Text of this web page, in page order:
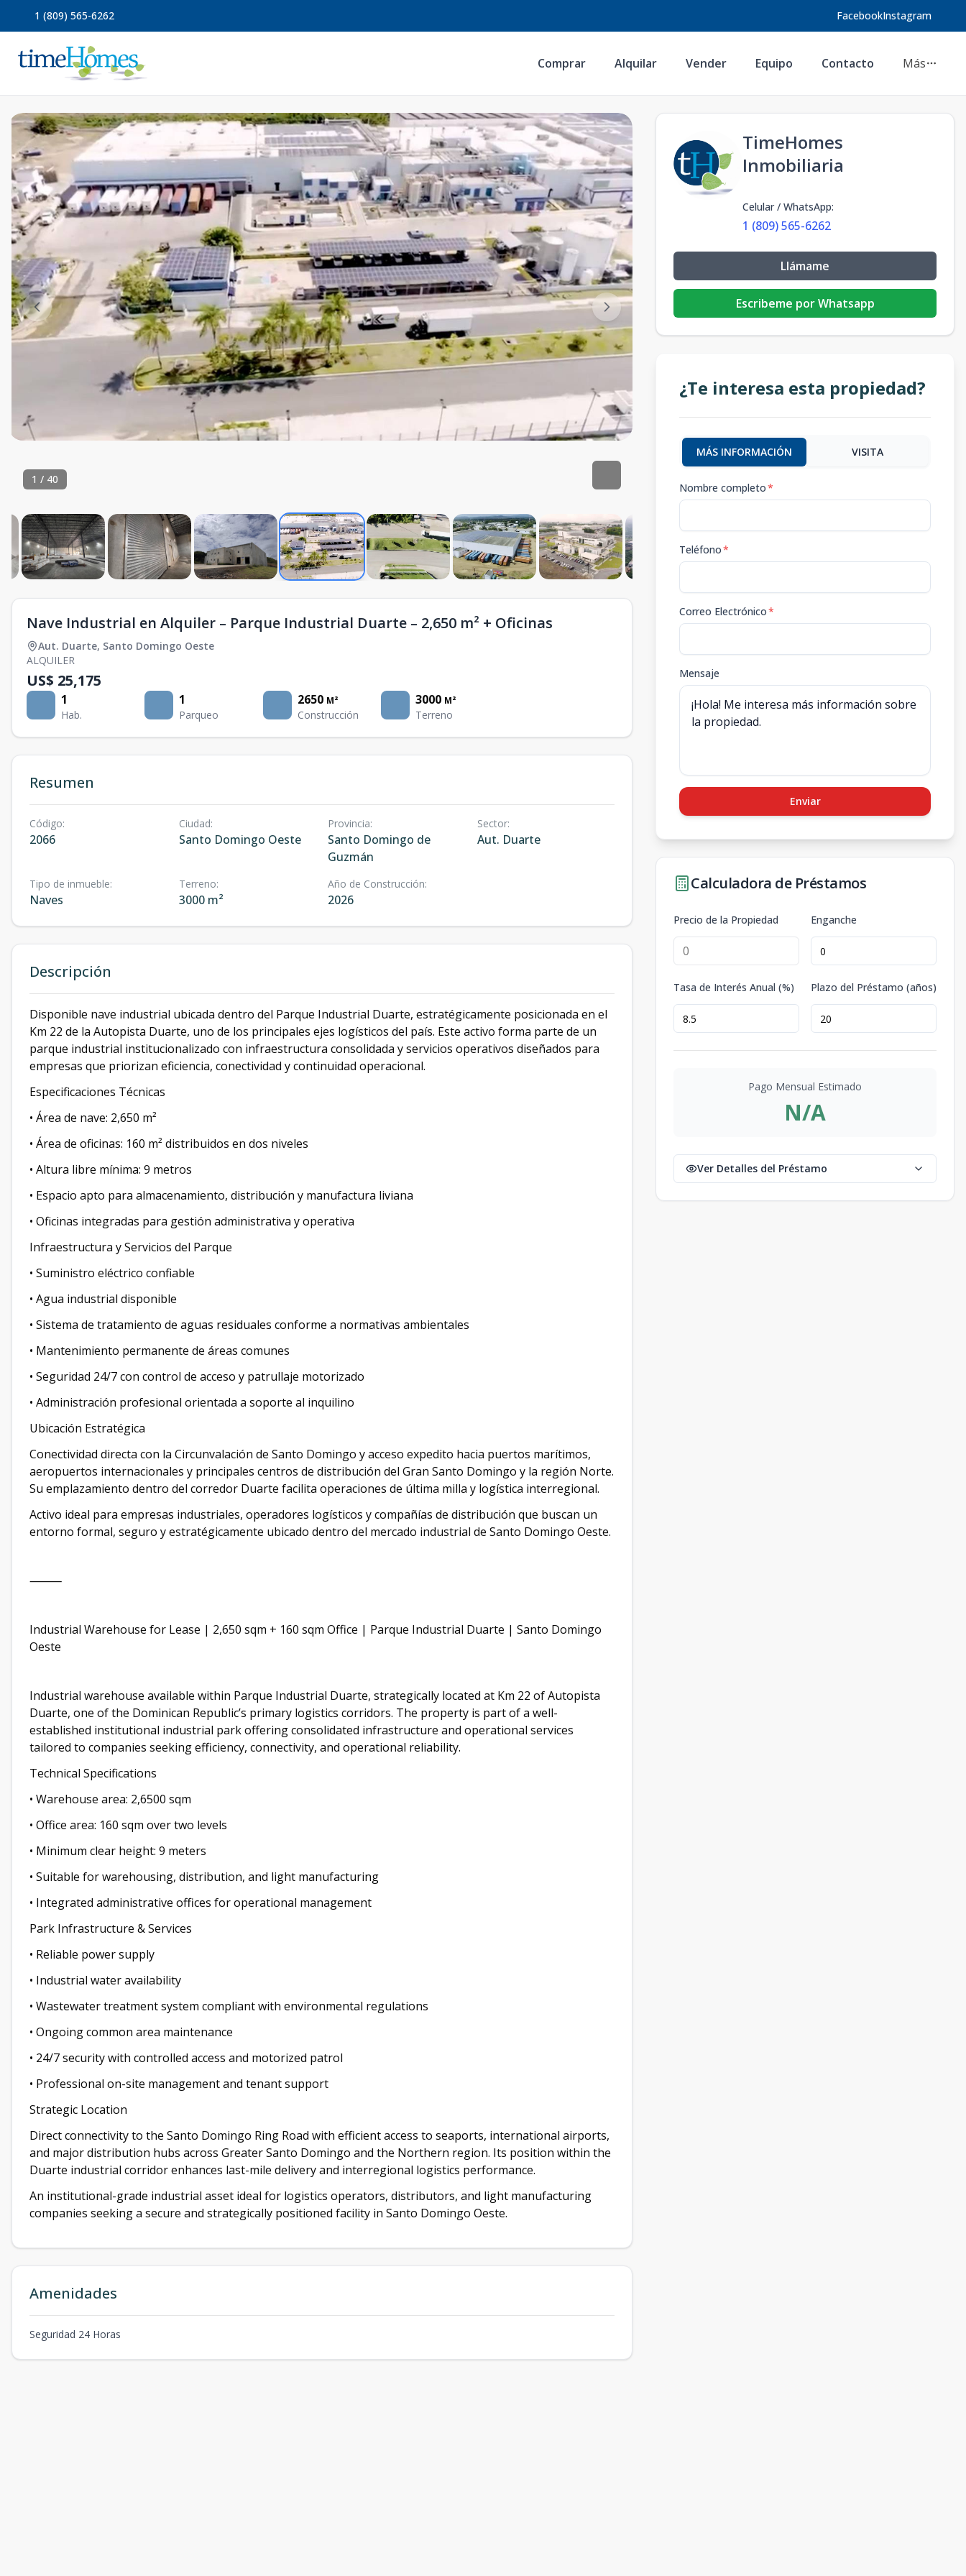
1 (809) 565-6262 FacebookInstagram
Comprar Alquilar Vender Equipo Contacto Más
1 / 40
Nave Industrial en Alquiler – Parque Industrial Duarte – 2,650 m² + Oficinas
Aut. Duarte, Santo Domingo Oeste
ALQUILER
US$ 25,175
1
Hab.
1
Parqueo
2650 M²
Construcción
3000 M²
Terreno
Resumen
Código:
2066
Ciudad:
Santo Domingo Oeste
Provincia:
Santo Domingo de
Guzmán
Sector:
Aut. Duarte
Tipo de inmueble:
Naves
Terreno:
3000 m²
Año de Construcción:
2026
Descripción
Disponible nave industrial ubicada dentro del Parque Industrial Duarte, estratégicamente posicionada en el
Km 22 de la Autopista Duarte, uno de los principales ejes logísticos del país. Este activo forma parte de un
parque industrial institucionalizado con infraestructura consolidada y servicios operativos diseñados para
empresas que priorizan eficiencia, conectividad y continuidad operacional.
Especificaciones Técnicas
• Área de nave: 2,650 m²
• Área de oficinas: 160 m² distribuidos en dos niveles
• Altura libre mínima: 9 metros
• Espacio apto para almacenamiento, distribución y manufactura liviana
• Oficinas integradas para gestión administrativa y operativa
Infraestructura y Servicios del Parque
• Suministro eléctrico confiable
• Agua industrial disponible
• Sistema de tratamiento de aguas residuales conforme a normativas ambientales
• Mantenimiento permanente de áreas comunes
• Seguridad 24/7 con control de acceso y patrullaje motorizado
• Administración profesional orientada a soporte al inquilino
Ubicación Estratégica
Conectividad directa con la Circunvalación de Santo Domingo y acceso expedito hacia puertos marítimos,
aeropuertos internacionales y principales centros de distribución del Gran Santo Domingo y la región Norte.
Su emplazamiento dentro del corredor Duarte facilita operaciones de última milla y logística interregional.
Activo ideal para empresas industriales, operadores logísticos y compañías de distribución que buscan un
entorno formal, seguro y estratégicamente ubicado dentro del mercado industrial de Santo Domingo Oeste.
⸻
Industrial Warehouse for Lease | 2,650 sqm + 160 sqm Office | Parque Industrial Duarte | Santo Domingo
Oeste
Industrial warehouse available within Parque Industrial Duarte, strategically located at Km 22 of Autopista
Duarte, one of the Dominican Republic’s primary logistics corridors. The property is part of a well-
established institutional industrial park offering consolidated infrastructure and operational services
tailored to companies seeking efficiency, connectivity, and operational reliability.
Technical Specifications
• Warehouse area: 2,6500 sqm
• Office area: 160 sqm over two levels
• Minimum clear height: 9 meters
• Suitable for warehousing, distribution, and light manufacturing
• Integrated administrative offices for operational management
Park Infrastructure & Services
• Reliable power supply
• Industrial water availability
• Wastewater treatment system compliant with environmental regulations
• Ongoing common area maintenance
• 24/7 security with controlled access and motorized patrol
• Professional on-site management and tenant support
Strategic Location
Direct connectivity to the Santo Domingo Ring Road with efficient access to seaports, international airports,
and major distribution hubs across Greater Santo Domingo and the Northern region. Its position within the
Duarte industrial corridor enhances last-mile delivery and interregional logistics performance.
An institutional-grade industrial asset ideal for logistics operators, distributors, and light manufacturing
companies seeking a secure and strategically positioned facility in Santo Domingo Oeste.
Amenidades
Seguridad 24 Horas
TimeHomes
Inmobiliaria
Celular / WhatsApp:
1 (809) 565-6262
Llámame
Escribeme por Whatsapp
¿Te interesa esta propiedad?
MÁS INFORMACIÓN VISITA
Nombre completo*
Teléfono*
Correo Electrónico*
Mensaje
Enviar
Calculadora de Préstamos
Precio de la Propiedad Enganche
Tasa de Interés Anual (%) Plazo del Préstamo (años)
Pago Mensual Estimado
N/A
Ver Detalles del Préstamo